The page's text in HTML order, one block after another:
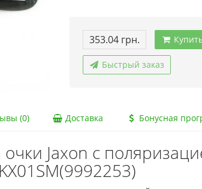
353.04 грн.
Быстрый заказ
(0) Доставка Бонусная
Jaxon с